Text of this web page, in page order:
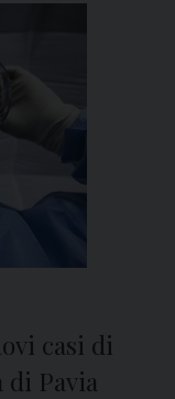
casi di
Pavia